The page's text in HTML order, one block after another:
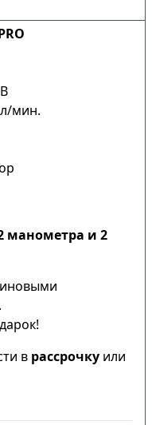
мин.
манометра и 2
в рассрочку или